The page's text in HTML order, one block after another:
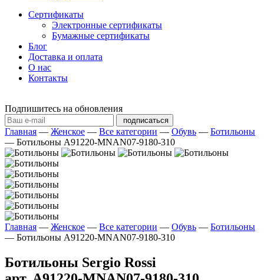
Сертификаты
Электронные сертификаты
Бумажные сертификаты
Блог
Доставка и оплата
О нас
Контакты
Подпишитесь на обновления
подписаться
Главная — Женское — Все категории — Обувь — Ботильоны
— Ботильоны A91220-MNAN07-9180-310
Главная — Женское — Все категории — Обувь — Ботильоны
— Ботильоны A91220-MNAN07-9180-310
Ботильоны Sergio Rossi